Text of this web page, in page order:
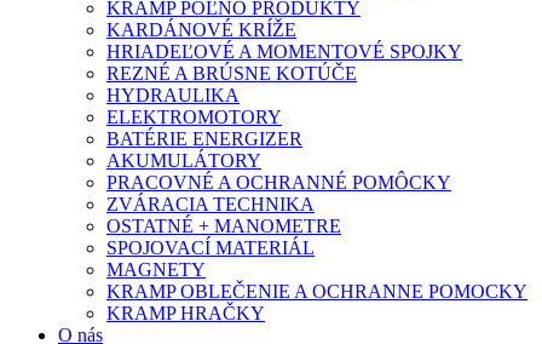
KRAMP POĽNO PRODUKTY
KARDÁNOVÉ KRÍŽE
HRIADEĽOVÉ A MOMENTOVÉ SPOJKY
REZNÉ A BRÚSNE KOTÚČE
HYDRAULIKA
ELEKTROMOTORY
BATÉRIE ENERGIZER
AKUMULÁTORY
PRACOVNÉ A OCHRANNÉ POMÔCKY
ZVÁRACIA TECHNIKA
OSTATNÉ + MANOMETRE
SPOJOVACÍ MATERIÁL
MAGNETY
KRAMP OBLEČENIE A OCHRANNE POMOCKY
KRAMP HRAČKY
O nás